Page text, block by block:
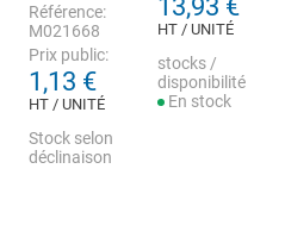
Référence:
M021668
Prix public:
1,13 €
HT / UNITÉ
Stock selon
déclinaison
13,93 €
HT / UNITÉ
stocks /
disponibilité
En stock